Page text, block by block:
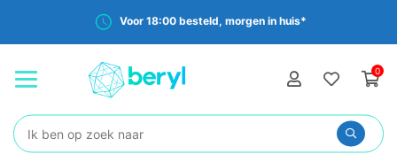
Voor 18:00 besteld, morgen in huis*
0
Zoeken: